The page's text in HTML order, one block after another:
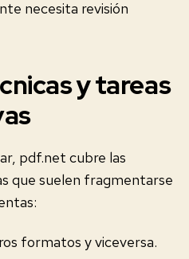
necesita revisión
y tareas
pdf.net cubre las
que suelen fragmentarse
formatos y viceversa.